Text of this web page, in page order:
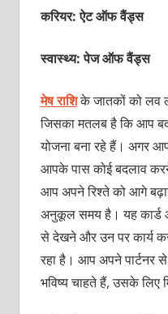
करियर: ऐट ऑफ वैंड्स
स्वास्थ्य: पेज ऑफ वैंड्स
मेष राशिके जातकों को लव
जिसका मतलब है कि आप
योजना बना रहे हैं। अगर
आपके पास कोई बदलाव
आप अपने रिश्‍ते को आगे
अनुकूल समय है। यह कार्ड
से देखने और उन पर कार्य
रहा है। आप अपने पार्टनर
भविष्‍य चाहते हैं, उसके लिए